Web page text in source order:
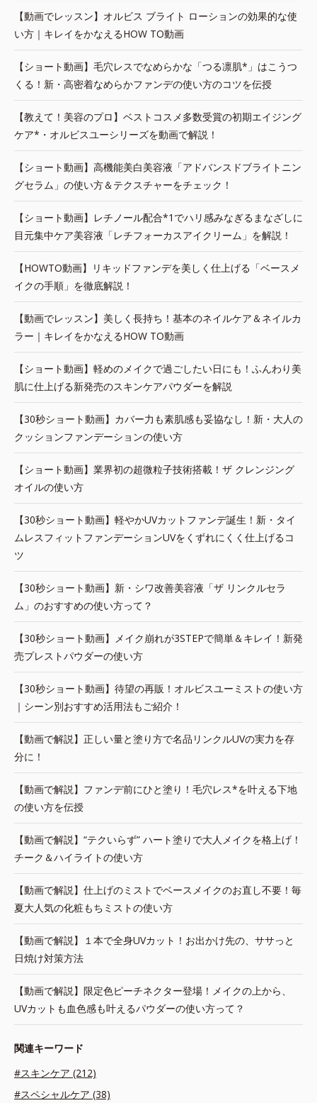
【動画でレッスン】オルビス ブライト ローションの効果的な使
い方｜キレイをかなえるHOW TO動画
【ショート動画】毛穴レスでなめらかな「つる凛肌*」はこうつ
くる！新・高密着なめらかファンデの使い方のコツを伝授
【教えて！美容のプロ】ベストコスメ多数受賞の初期エイジング
ケア*・オルビスユーシリーズを動画で解説！
【ショート動画】高機能美白美容液「アドバンスドブライトニン
グセラム」の使い方＆テクスチャーをチェック！
【ショート動画】レチノール配合*1でハリ感みなぎるまなざしに
目元集中ケア美容液「レチフォーカスアイクリーム」を解説！
【HOWTO動画】リキッドファンデを美しく仕上げる「ベースメ
イクの手順」を徹底解説！
【動画でレッスン】美しく長持ち！基本のネイルケア＆ネイルカ
ラー｜キレイをかなえるHOW TO動画
【ショート動画】軽めのメイクで過ごしたい日にも！ふんわり美
肌に仕上げる新発売のスキンケアパウダーを解説
【30秒ショート動画】カバー力も素肌感も妥協なし！新・大人の
クッションファンデーションの使い方
【ショート動画】業界初の超微粒子技術搭載！ザ クレンジング
オイルの使い方
【30秒ショート動画】軽やかUVカットファンデ誕生！新・タイ
ムレスフィットファンデーションUVをくずれにくく仕上げるコ
ツ
【30秒ショート動画】新・シワ改善美容液「ザ リンクルセラ
ム」のおすすめの使い方って？
【30秒ショート動画】メイク崩れが3STEPで簡単＆キレイ！新発
売プレストパウダーの使い方
【30秒ショート動画】待望の再販！オルビスユーミストの使い方
｜シーン別おすすめ活用法もご紹介！
【動画で解説】正しい量と塗り方で名品リンクルUVの実力を存
分に！
【動画で解説】ファンデ前にひと塗り！毛穴レス*を叶える下地
の使い方を伝授
【動画で解説】“テクいらず” ハート塗りで大人メイクを格上げ！
チーク＆ハイライトの使い方
【動画で解説】仕上げのミストでベースメイクのお直し不要！毎
夏大人気の化粧もちミストの使い方
【動画で解説】１本で全身UVカット！お出かけ先の、ササっと
日焼け対策方法
【動画で解説】限定色ピーチネクター登場！メイクの上から、
UVカットも血色感も叶えるパウダーの使い方って？
関連キーワード
#スキンケア (212)
#スペシャルケア (38)